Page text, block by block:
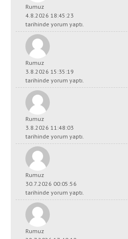
Rumuz
4.8.2026 18:45:23
tarihinde yorum yaptı.
Rumuz
3.8.2026 15:35:19
tarihinde yorum yaptı.
Rumuz
3.8.2026 11:48:03
tarihinde yorum yaptı.
Rumuz
30.7.2026 00:05:56
tarihinde yorum yaptı.
Rumuz